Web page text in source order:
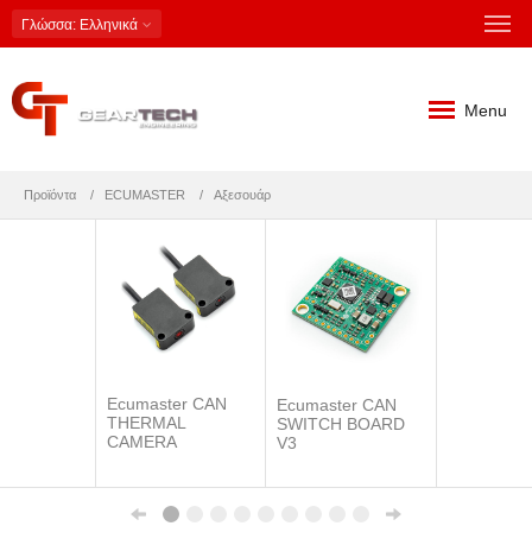
Γλώσσα: Ελληνικά
Menu
Προϊόντα ECUMASTER Αξεσουάρ
Ecumaster CAN
THERMAL
CAMERA
Ecumaster CAN
SWITCH BOARD
V3